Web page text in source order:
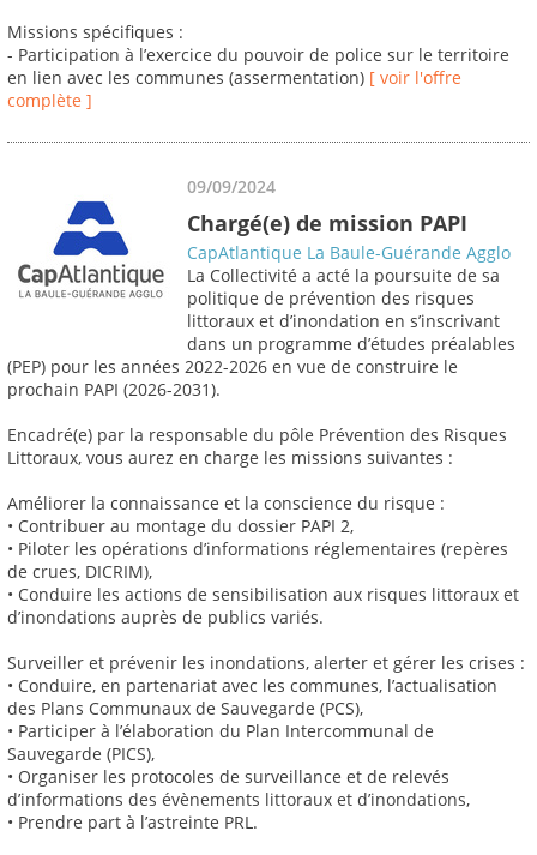
Missions spécifiques :
- Participation à l’exercice du pouvoir de police sur le territoire
en lien avec les communes (assermentation) [ voir l'offre
complète ]
09/09/2024
Chargé(e) de mission PAPI
CapAtlantique La Baule-Guérande Agglo
La Collectivité a acté la poursuite de sa
politique de prévention des risques
littoraux et d’inondation en s’inscrivant
dans un programme d’études préalables
(PEP) pour les années 2022-2026 en vue de construire le
prochain PAPI (2026-2031).
Encadré(e) par la responsable du pôle Prévention des Risques
Littoraux, vous aurez en charge les missions suivantes :
Améliorer la connaissance et la conscience du risque :
• Contribuer au montage du dossier PAPI 2,
• Piloter les opérations d’informations réglementaires (repères
de crues, DICRIM),
• Conduire les actions de sensibilisation aux risques littoraux et
d’inondations auprès de publics variés.
Surveiller et prévenir les inondations, alerter et gérer les crises :
• Conduire, en partenariat avec les communes, l’actualisation
des Plans Communaux de Sauvegarde (PCS),
• Participer à l’élaboration du Plan Intercommunal de
Sauvegarde (PICS),
• Organiser les protocoles de surveillance et de relevés
d’informations des évènements littoraux et d’inondations,
• Prendre part à l’astreinte PRL.